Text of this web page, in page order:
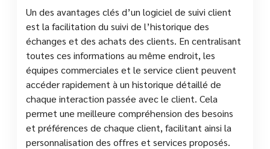
Un des avantages clés d’un logiciel de suivi client
est la facilitation du suivi de l’historique des
échanges et des achats des clients. En centralisant
toutes ces informations au même endroit, les
équipes commerciales et le service client peuvent
accéder rapidement à un historique détaillé de
chaque interaction passée avec le client. Cela
permet une meilleure compréhension des besoins
et préférences de chaque client, facilitant ainsi la
personnalisation des offres et services proposés.